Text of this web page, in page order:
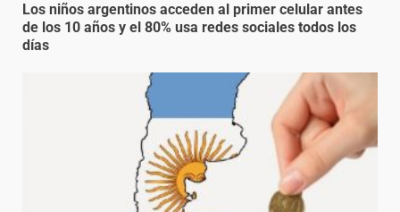
Los niños argentinos acceden al primer celular antes
de los 10 años y el 80% usa redes sociales todos los
días